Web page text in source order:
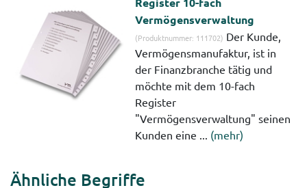
Vermögensverwaltung
(Produktnummer: 111702) Der Kunde,
Vermögensmanufaktur, ist in
der Finanzbranche tätig und
möchte mit dem 10-fach
Register
"Vermögensverwaltung" seinen
Kunden eine ... (mehr)
Ähnliche Begriffe